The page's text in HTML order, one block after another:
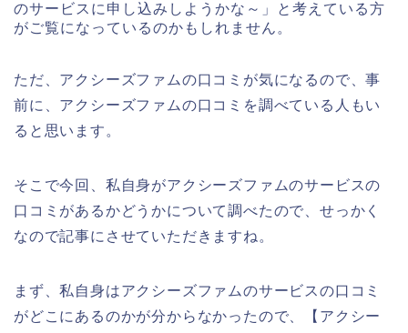
のサービスに申し込みしようかな～」と考えている方
がご覧になっているのかもしれません。
ただ、アクシーズファムの口コミが気になるので、事
前に、アクシーズファムの口コミを調べている人もい
ると思います。
そこで今回、私自身がアクシーズファムのサービスの
口コミがあるかどうかについて調べたので、せっかく
なので記事にさせていただきますね。
まず、私自身はアクシーズファムのサービスの口コミ
がどこにあるのかが分からなかったので、【アクシー